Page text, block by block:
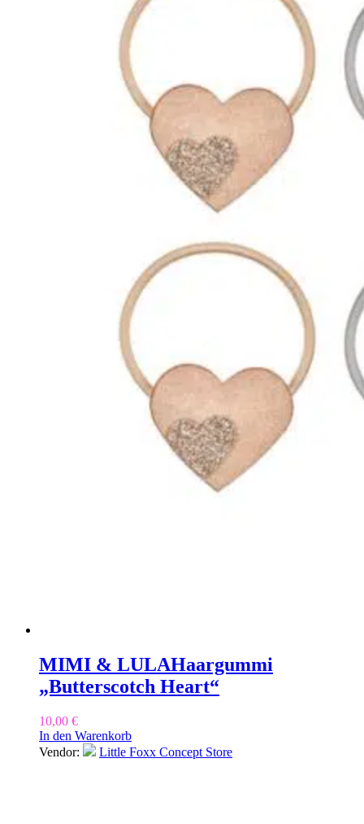
MIMI & LULAHaargummi
„Butterscotch Heart“
10,00 €
In den Warenkorb
Vendor:
Little Foxx Concept Store